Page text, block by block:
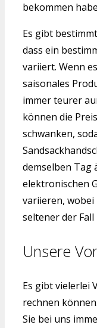
bekommen
Es gibt
dass ein
variiert. Wenn
saisonales
immer teurer
können die
schwanken,
demselben Tag
elektronischen
variieren, wobei
seltener der Fall
Unsere
Es gibt vielerlei
rechnen
Sie bei uns